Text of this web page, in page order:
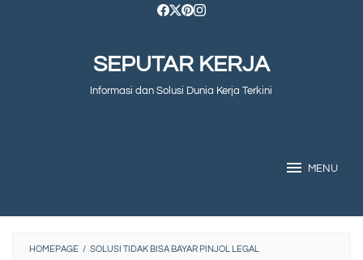
SEPUTAR KERJA
Informasi dan Solusi Dunia Kerja Terkini
MENU
HOMEPAGE / SOLUSI TIDAK BISA BAYAR PINJOL LEGAL